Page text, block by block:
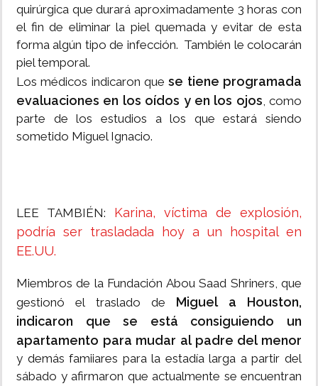
quirúrgica que durará aproximadamente 3 horas con
el fin de eliminar la piel quemada y evitar de esta
forma algún tipo de infección. También le colocarán
piel temporal.
Los médicos indicaron quese tiene programada
evaluaciones en los oídos y en los ojos, como
parte de los estudios a los que estará siendo
sometido Miguel Ignacio.
LEE TAMBIÉN: Karina, víctima de explosión,
podría ser trasladada hoy a un hospital en
EE.UU.
Miembros de la Fundación Abou Saad Shriners, que
gestionó el traslado de Miguel a Houston,
indicaron que se está consiguiendo un
apartamento para mudar al padre del menor
y demás famiiares para la estadía larga a partir del
sábado y afirmaron que actualmente se encuentran